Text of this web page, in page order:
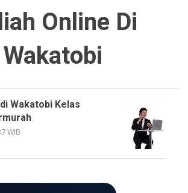
Online Di
Wakatobi
Wakatobi Kelas
WIB